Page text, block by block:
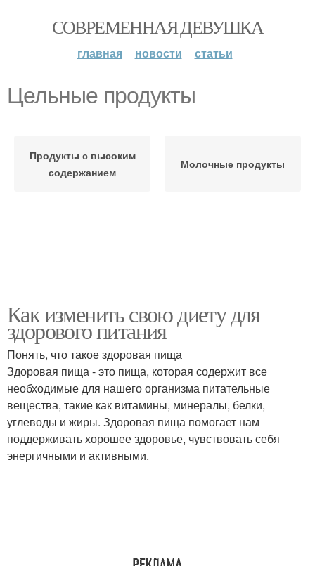
СОВРЕМЕННАЯ ДЕВУШКА
главная новости статьи
Цельные продукты
Продукты с высоким
содержанием
Молочные продукты
Как изменить свою диету для
здорового питания
Понять, что такое здоровая пища
Здоровая пища - это пища, которая содержит все
необходимые для нашего организма питательные
вещества, такие как витамины, минералы, белки,
углеводы и жиры. Здоровая пища помогает нам
поддерживать хорошее здоровье, чувствовать себя
энергичными и активными.